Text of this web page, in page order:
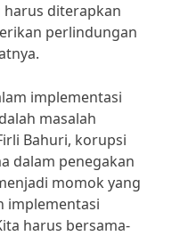
diterapkan
perlindungan
implementasi
masalah
Bahuri, korupsi
dalam penegakan
momok yang
implementasi
harus bersama-